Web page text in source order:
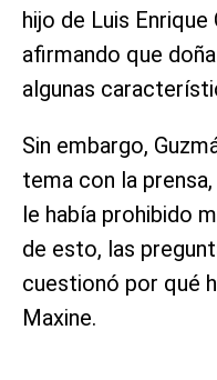
hijo de Luis Enrique
afirmando que
algunas
Sin embargo,
tema con la
le había prohibido
de esto, las
cuestionó por qué
Maxine.